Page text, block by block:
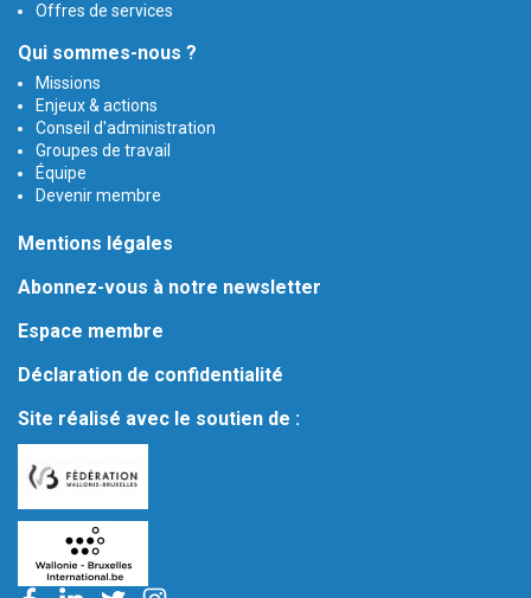
Offres de services
Qui sommes-nous ?
Missions
Enjeux & actions
Conseil d'administration
Groupes de travail
Équipe
Devenir membre
Mentions légales
Abonnez-vous à notre newsletter
Espace membre
Déclaration de confidentialité
Site réalisé avec le soutien de :